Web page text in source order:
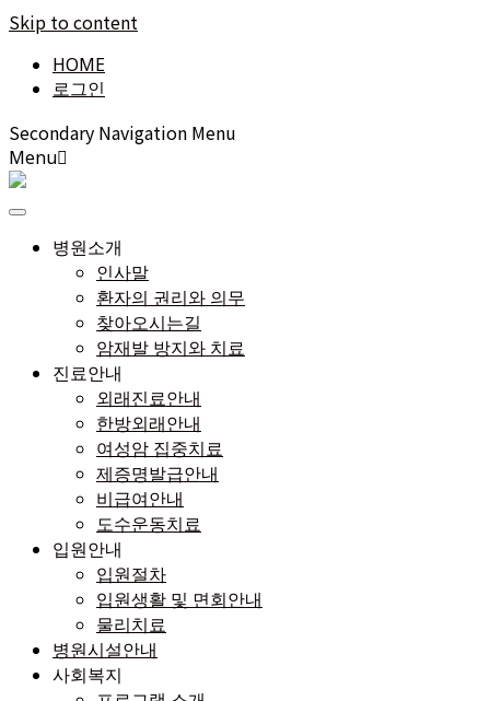
Skip to content
HOME
로그인
Secondary Navigation Menu
Menu
병원소개
인사말
환자의 권리와 의무
찾아오시는길
암재발 방지와 치료
진료안내
외래진료안내
한방외래안내
여성암 집중치료
제증명발급안내
비급여안내
도수운동치료
입원안내
입원절차
입원생활 및 면회안내
물리치료
병원시설안내
사회복지